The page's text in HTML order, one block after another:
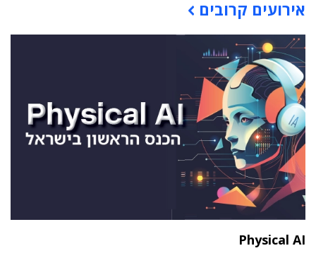
אירועים קרובים
Physical AI